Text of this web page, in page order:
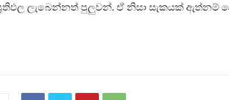
ලැබෙන්නත් පුලුවන්. ඒ නිසා සැකයක් ඇත්නම්